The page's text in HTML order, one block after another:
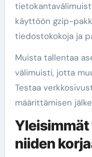
käyttöön gzip-
tiedostokokoja ja
Muista tallentaa
välimuisti, jotta
Testaa
määrittämisen
niiden